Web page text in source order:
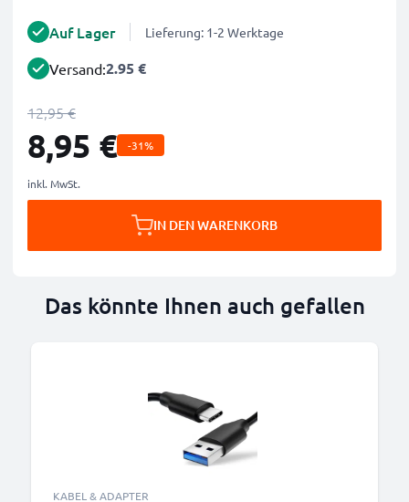
Auf Lager Lieferung: 1-2 Werktage
Versand:2.95 €
12,95 €
8,95 € -31%
inkl. MwSt.
IN DEN WARENKORB
Das könnte Ihnen auch gefallen
KABEL & ADAPTER